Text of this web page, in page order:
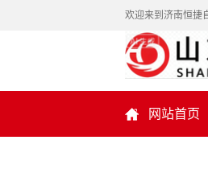
欢迎来到济南恒捷
网站首页